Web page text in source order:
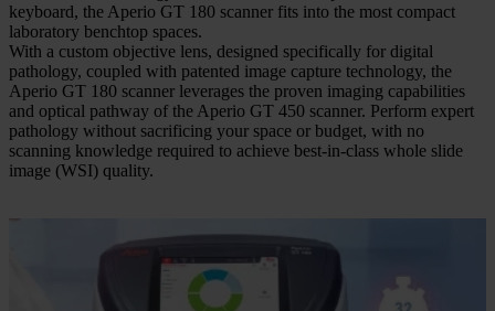
keyboard, the Aperio GT 180 scanner fits into the most compact
laboratory benchtop spaces.
With a custom objective lens, designed specifically for digital
pathology, coupled with patented image capture technology, the
Aperio GT 180 scanner leverages the proven imaging capabilities
and optical pathway of the Aperio GT 450 scanner. Perform expert
pathology without sacrificing your space or budget, with no
scanning knowledge required to achieve best-in-class whole slide
image (WSI) quality.